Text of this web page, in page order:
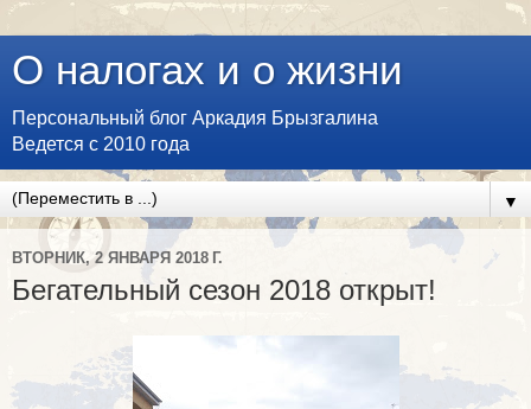
О налогах и о жизни
Персональный блог Аркадия Брызгалина
Ведется с 2010 года
▼
ВТОРНИК, 2 ЯНВАРЯ 2018 Г.
Бегательный сезон 2018 открыт!